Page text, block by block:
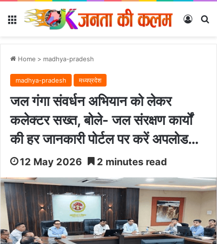
Menu Log In
Home > madhya-pradesh
madhya-pradesh मध्यप्रदेश
जल गंगा संवर्धन अभियान को लेकर
कलेक्टर सख्त, बोले- जल संरक्षण कार्यों
की हर जानकारी पोर्टल पर करें अपलोड…
12 May 2026 2 minutes read